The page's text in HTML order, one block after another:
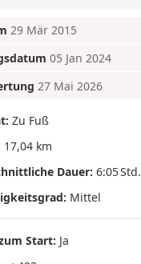
29 Mär 2015
05 Jan 2024
27 Mai 2026
Zu Fuß
17,04 km
Dauer: 6:05 Std.
Mittel
Start: Ja